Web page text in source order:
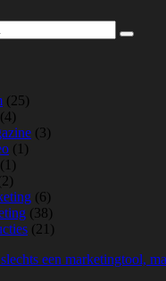
(25)
(4)
(3)
(1)
(1)
(6)
(38)
(21)
een marketingtool,